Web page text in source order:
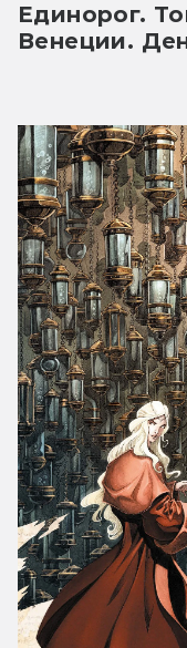
Единорог.
Венеции.